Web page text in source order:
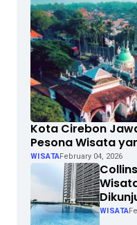
Kota Cirebon
Pesona Wisata
WISATAFebruary 04, 2026
WISATA